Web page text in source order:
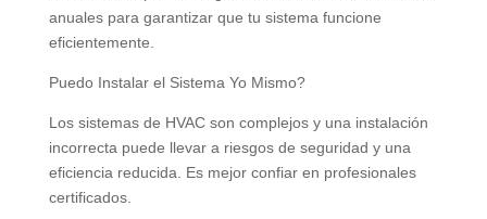
anuales para garantizar que tu sistema funcione
eficientemente.
Puedo Instalar el Sistema Yo Mismo?
Los sistemas de HVAC son complejos y una instalación
incorrecta puede llevar a riesgos de seguridad y una
eficiencia reducida. Es mejor confiar en profesionales
certificados.